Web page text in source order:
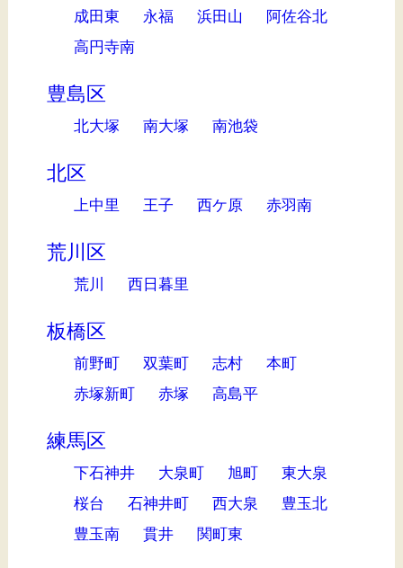
成田東
永福 浜田山
阿佐谷北
高円寺南
豊島区
北大塚 南大塚 南池袋
北区
上中里 王子 西ケ原 赤羽南
荒川区
荒川 西日暮里
板橋区
前野町 双葉町 志村
本町
赤塚新町
赤塚 高島平
練馬区
下石神井 大泉町 旭町
東大泉
桜台
石神井町 西大泉
豊玉北
豊玉南
貫井 関町東